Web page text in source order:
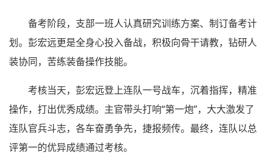
备考阶段，支部一班人认真研究训练方案、制订备考计
划。彭宏远更是全身心投入备战，积极向骨干请教，钻研人
装协同，苦练装备操作技能。
考核当天，彭宏远登上连队一号战车，沉着指挥，精准
操作，打出优秀成绩。主官带头打响“第一炮”，大大激发了
连队官兵斗志，各车奋勇争先，捷报频传。最终，连队以总
评第一的优异成绩通过考核。